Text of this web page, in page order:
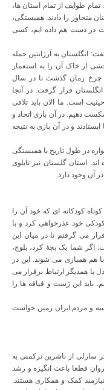
طوایف از تمام استان ها،
متجاوز را دادند. همبستگی،
در دست هم داده ایم، کسی
انگلستان به آرژانتین حمله
از خاک آن را به استعمار
چرخ زمان گذشت تا در سال
انگلستان قرار گرفت. در آنجا
است. ما الان باید تلافی
دهیم. در آن بازی اتحاد و
و در آن بازی به نتیجه
در طول تاریخ با همبستگی
اند. استان گلستان نیز تابلوی
آن وجود دارد.
کودکانه ای که خود آن را
کودکی خود عذرخواهی کرد و با
می گرفتم تا در میان این
اگر شما یک بچۀ کرد، بلوچ،
هم همبازی می شوند. این در
با همدیگر ارتباط برقرار می
باید این ژست و قیافه ها را
و مردم ایران زمین خواست
سارلی از ناشرین ترکمنی به
قطعا باعث انگیزه و رشد
کمک و همکاری هستند.